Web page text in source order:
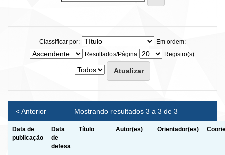
Classificar por:
Em ordem:
Resultados/Página
Registro(s):
Mostrando resultados 3 a 3 de 3
< Anterior
Data de
publicação
Data
de
defesa
Título Autor(es) Orientador(es)